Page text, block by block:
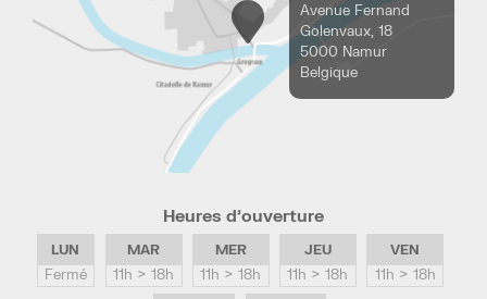
Avenue Fernand
Golenvaux, 18
5000 Namur
Belgique
Heures d’ouverture
LUN
Fermé
MAR
11h > 18h
MER
11h > 18h
JEU
11h > 18h
VEN
11h > 18h